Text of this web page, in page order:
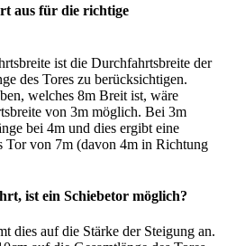
aus für die richtige
ist die Durchfahrtsbreite der
des Tores zu berücksichtigen.
welches 8m Breit ist, wäre
von 3m möglich. Bei 3m
bei 4m und dies ergibt eine
Tor von 7m (davon 4m in Richtung
ist ein Schiebetor möglich?
dies auf die Stärke der Steigung an.